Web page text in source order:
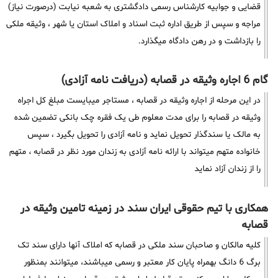
قضایی و جوابیه کارشناس رسمی دادگشتری به شعبه نیابت (درصورت نیاز)
مراجه و سپس از طریق اداره ثبت اسناد و املاک استان یا شهر ، وثیقه ملکی
را بازداشت و در رهن دادگاه میگذارد.
گام 6 اجاره وثیقه در قصابه (دریافت نامه آزادی)
در این مرحله از اجاره وثیقه در قصابه ، مستاجر میبایست مبلغ کل اجراه
وثیقه در قصابه را برای مدت معلوم طی یک فقره چک بانکی تضمین شده
به مالک یا سندگذار تحویل نماید و نامه آزادی را تحویل بگیرد ، سپس
خانواده متهم میتواند با ارائه نامه آزادی به زندان مورد نظر در قصابه ، متهم
را از زندان آزاد نماید
همکاری با تیم حقوقی ایران سند در زمینه تامین وثیقه در
قصابه
کلیه مالکان و صاحبان سند ملکی در قصابه که املاک آنها دارای سند تک
برگ 6 دانگ بهمراه پایان کار معتبر و رسمی میباشند، میتوانند بمنظور